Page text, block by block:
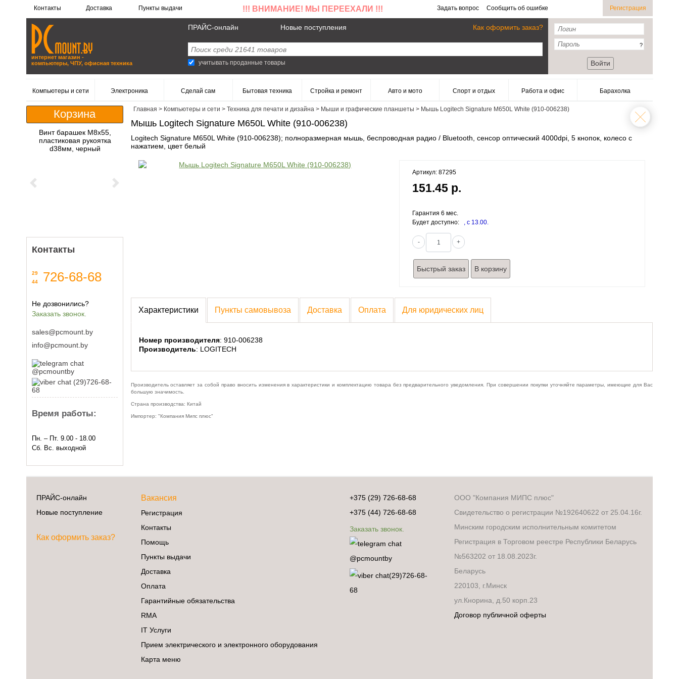
Контакты Доставка Пункты выдачи !!! ВНИМАНИЕ! МЫ ПЕРЕЕХАЛИ !!! Задать вопрос Сообщить об ошибке Регистрация
интернет магазин -
компьютеры, ЧПУ, офисная техника
ПРАЙС-онлайн Новые поступления Как оформить заказ?
учитывать проданные товары
?
Войти
Компьютеры и сети Электроника Сделай сам Бытовая техника Стройка и ремонт Авто и мото Спорт и отдых Работа и офис Барахолка
Корзина
Винт барашек M8x55,
пластиковая рукоятка
d38мм, черный
Previous Next
Контакты
29
44
726-68-68
Не дозвонились?
Заказать звонок.
sales@pcmount.by
info@pcmount.by
@pcmountby
(29)726-68-
68
Время работы:
Пн. – Пт. 9.00 - 18.00
Сб. Вс. выходной
Главная > Компьютеры и сети > Техника для печати и дизайна> Мыши и графические планшеты > Мышь Logitech Signature M650L White (910-006238)
Мышь Logitech Signature M650L White (910-006238)
Logitech Signature M650L White (910-006238); полноразмерная мышь, беспроводная радио / Bluetooth, сенсор оптический 4000dpi, 5 кнопок, колесо с
нажатием, цвет белый
Артикул: 87295
151.45 р.
Гарантия 6 мес.
Будет доступно:
, c 13.00.
- +
Быстрый заказ
Характеристики Пункты самовывоза Доставка Оплата Для юридических лиц
Номер производителя: 910-006238
Производитель: LOGITECH
Производитель оставляет за собой право вносить изменения в характеристики и комплектацию товара без предварительного уведомления. При совершении покупки уточняйте параметры, имеющие для Вас
большую значимость.
Страна производства: Китай
Импортер: "Компания Мипс плюс"
ПРАЙС-онлайн
Новые поступление
Как оформить заказ?
Вакансия
Регистрация
Контакты
Помощь
Пункты выдачи
Доставка
Оплата
Гарантийные обязательства
RMA
IT Услуги
Прием электрического и электронного оборудования
Карта меню
+375 (29) 726-68-68
+375 (44) 726-68-68
Заказать звонок.
@pcmountby
(29)726-68-
68
ООО "Компания МИПС плюс"
Свидетельство о регистрации №192640622 от 25.04.16г.
Минским городским исполнительным комитетом
Регистрация в Торговом реестре Республики Беларусь
№563202 от 18.08.2023г.
Беларусь
220103, г.Минск
ул.Кнорина, д.50 корп.23
Договор публичной оферты